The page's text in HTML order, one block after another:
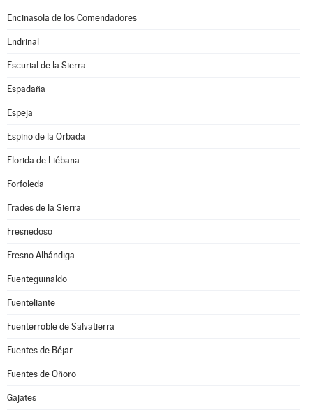
Encinasola de los Comendadores
Endrinal
Escurial de la Sierra
Espadaña
Espeja
Espino de la Orbada
Florida de Liébana
Forfoleda
Frades de la Sierra
Fresnedoso
Fresno Alhándiga
Fuenteguinaldo
Fuenteliante
Fuenterroble de Salvatierra
Fuentes de Béjar
Fuentes de Oñoro
Gajates